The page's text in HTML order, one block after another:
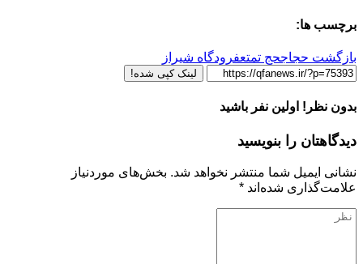
برچسب ها:
بازگشت حجاجحج تمتعفرودگاه شیراز
لینک کپی شده!
بدون نظر! اولین نفر باشید
دیدگاهتان را بنویسید
نشانی ایمیل شما منتشر نخواهد شد. بخش‌های موردنیاز
علامت‌گذاری شده‌اند *